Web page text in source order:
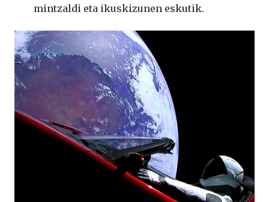
mintzaldi eta ikuskizunen eskutik.